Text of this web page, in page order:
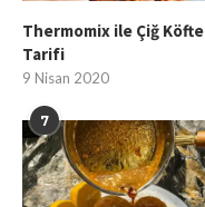
Thermomix ile Çiğ Köfte
Tarifi
9 Nisan 2020
7